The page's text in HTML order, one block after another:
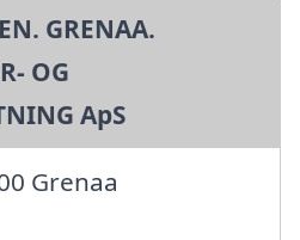
GRENAA.
OG
ApS
Grenaa